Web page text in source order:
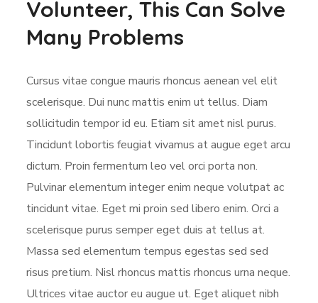
Volunteer, This Can Solve
Many Problems
Cursus vitae congue mauris rhoncus aenean vel elit
scelerisque. Dui nunc mattis enim ut tellus. Diam
sollicitudin tempor id eu. Etiam sit amet nisl purus.
Tincidunt lobortis feugiat vivamus at augue eget arcu
dictum. Proin fermentum leo vel orci porta non.
Pulvinar elementum integer enim neque volutpat ac
tincidunt vitae. Eget mi proin sed libero enim. Orci a
scelerisque purus semper eget duis at tellus at.
Massa sed elementum tempus egestas sed sed
risus pretium. Nisl rhoncus mattis rhoncus urna neque.
Ultrices vitae auctor eu augue ut. Eget aliquet nibh